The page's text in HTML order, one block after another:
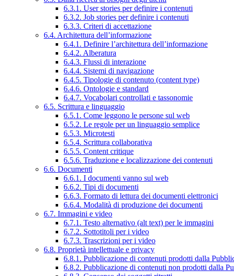
6.3.1. User stories per definire i contenuti
6.3.2. Job stories per definire i contenuti
6.3.3. Criteri di accettazione
6.4. Architettura dell’informazione
6.4.1. Definire l’architettura dell’informazione
6.4.2. Alberatura
6.4.3. Flussi di interazione
6.4.4. Sistemi di navigazione
6.4.5. Tipologie di contenuto (content type)
6.4.6. Ontologie e standard
6.4.7. Vocabolari controllati e tassonomie
6.5. Scrittura e linguaggio
6.5.1. Come leggono le persone sul web
6.5.2. Le regole per un linguaggio semplice
6.5.3. Microtesti
6.5.4. Scrittura collaborativa
6.5.5. Content critique
6.5.6. Traduzione e localizzazione dei contenuti
6.6. Documenti
6.6.1. I documenti vanno sul web
6.6.2. Tipi di documenti
6.6.3. Formato di lettura dei documenti elettronici
6.6.4. Modalità di produzione dei documenti
6.7. Immagini e video
6.7.1. Testo alternativo (alt text) per le immagini
6.7.2. Sottotitoli per i video
6.7.3. Trascrizioni per i video
6.8. Proprietà intellettuale e privacy
6.8.1. Pubblicazione di contenuti prodotti dalla
6.8.2. Pubblicazione di contenuti non prodotti dalla